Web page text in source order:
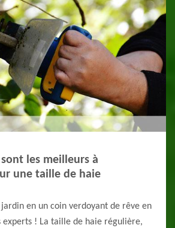
les meilleurs à
une taille de haie
jardin en un coin verdoyant de rêve en
experts ! La taille de haie régulière,